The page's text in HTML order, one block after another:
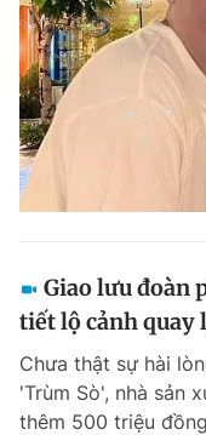
Giao lưu đoàn
tiết lộ cảnh quay
Chưa thật sự hài
'Trùm Sò', nhà sản
thêm 500 triệu